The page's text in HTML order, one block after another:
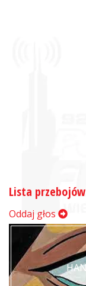
Lista przebojów
Oddaj głos